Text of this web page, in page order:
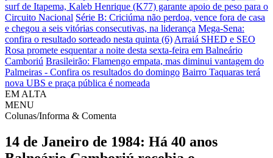
surf de Itapema, Kaleb Henrique (K77) garante apoio de peso para o
Circuito Nacional Série B: Criciúma não perdoa, vence fora de casa
e chegou a seis vitórias consecutivas, na liderança Mega-Sena:
confira o resultado sorteado nesta quinta (6) Arraiá SHED e SEO
Rosa promete esquentar a noite desta sexta-feira em Balneário
Camboriú Brasileirão: Flamengo empata, mas diminui vantagem do
Palmeiras - Confira os resultados do domingo Bairro Taquaras terá
nova UBS e praça pública é nomeada
EM ALTA
MENU
Colunas/Informa & Comenta
14 de Janeiro de 1984: Há 40 anos